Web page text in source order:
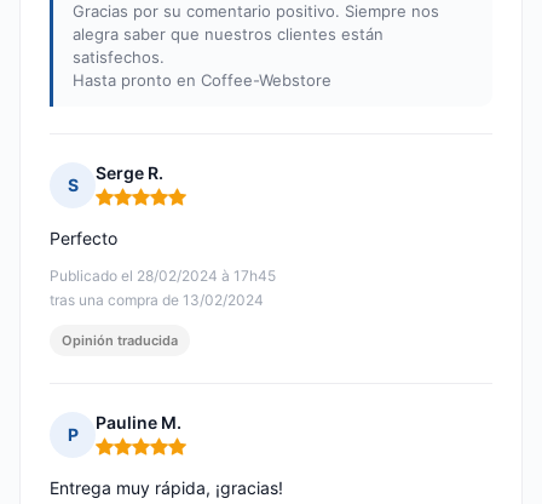
Gracias por su comentario positivo. Siempre nos
alegra saber que nuestros clientes están
satisfechos.
Hasta pronto en Coffee-Webstore
S
Serge R.
Nota: 5 de 5
Publicado el 28/02/2024 à 17h45
tras una compra de 13/02/2024
Perfecto
Opinión traducida
P
Pauline M.
Nota: 5 de 5
Entrega muy rápida, ¡gracias!